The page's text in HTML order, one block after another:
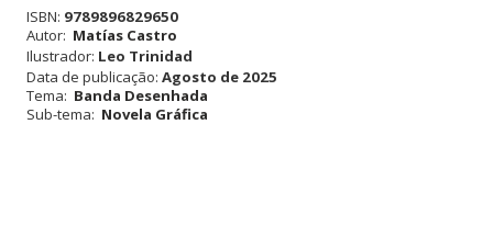
e as
Flores
da
ISBN: 9789896829650
Autor: Matías Castro
Ilustrador: Leo Trinidad
Data de publicação: Agosto de 2025
Tema: Banda Desenhada
Sub-tema: Novela Gráfica